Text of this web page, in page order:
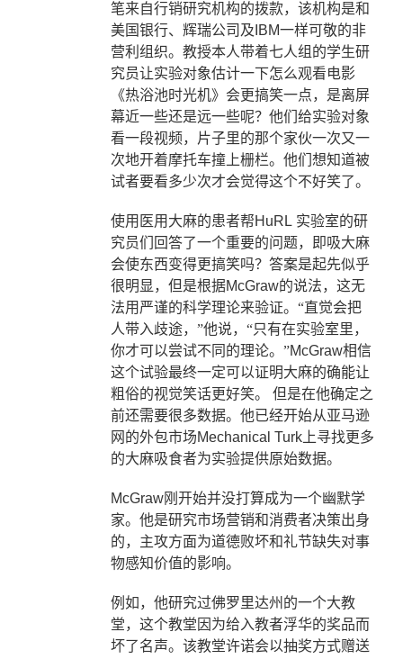
笔来自行销研究机构的拨款，该机构是和
美国银行、辉瑞公司及 IBM一样可敬的非
营利组织。教授本人带着七人组的学生研
究员让实验对象估计一下怎么观看电影
《热浴池时光机》会更搞笑一点，是离屏
幕近一些还是远一些呢？他们给实验对象
看一段视频，片子里的那个家伙一次又一
次地开着摩托车撞上栅栏。他们想知道被
试者要看多少次才会觉得这个不好笑了。
使用医用大麻的患者帮HuRL 实验室的研
究员们回答了一个重要的问题，即吸大麻
会使东西变得更搞笑吗？答案是起先似乎
很明显，但是根据McGraw的说法，这无
法用严谨的科学理论来验证。“直觉会把
人带入歧途，”他说，“只有在实验室里，
你才可以尝试不同的理论。”McGraw相信
这个试验最终一定可以证明大麻的确能让
粗俗的视觉笑话更好笑。
但是在他确定之
前还需要很多数据。他已经开始从亚马逊
网的外包市场Mechanical Turk 上寻找更多
的大麻吸食者为实验提供原始数据。
McGraw刚开始并没打算成为一个幽默学
家。他是研究市场营销和消费者决策出身
的，主攻方面为道德败坏和礼节缺失对事
物感知价值的影响。
例如，他研究过佛罗里达州的一个大教
堂，这个教堂因为给入教者浮华的奖品而
坏了名声。该教堂许诺会以抽奖方式赠送